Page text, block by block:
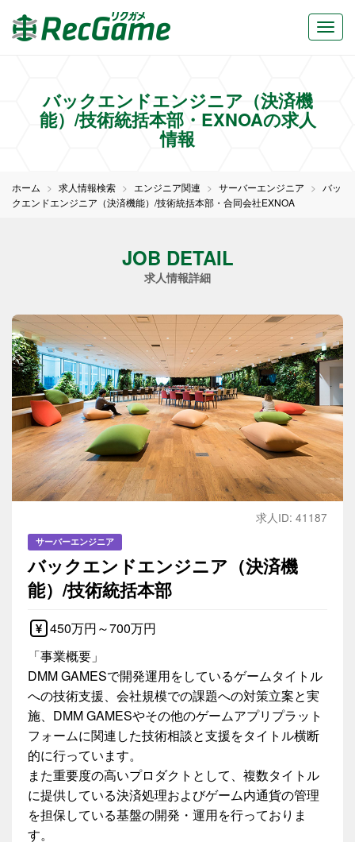
バックエンドエンジニア（決済機
能）/技術統括本部・EXNOAの求人
情報
ホーム 求人情報検索 エンジニア関連 サーバーエンジニア
バッ
クエンドエンジニア（決済機能）/技術統括本部・合同会社EXNOA
JOB DETAIL
求人情報詳細
求人ID: 41187
サーバーエンジニア
バックエンドエンジニア（決済機
能）/技術統括本部
450万円～700万円
「事業概要」
DMM GAMESで開発運用をしているゲームタイトル
への技術支援、会社規模での課題への対策立案と実
施、DMM GAMESやその他のゲームアプリプラット
フォームに関連した技術相談と支援をタイトル横断
的に行っています。
また重要度の高いプロダクトとして、複数タイトル
に提供している決済処理およびゲーム内通貨の管理
を担保している基盤の開発・運用を行っておりま
す。